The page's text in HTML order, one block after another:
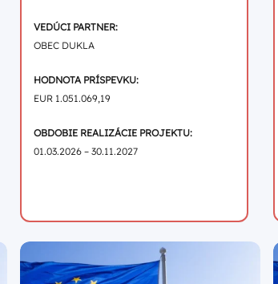
VEDÚCI PARTNER:
OBEC DUKLA
HODNOTA PRÍSPEVKU:
EUR 1.051.069,19
OBDOBIE REALIZÁCIE PROJEKTU:
01.03.2026 – 30.11.2027